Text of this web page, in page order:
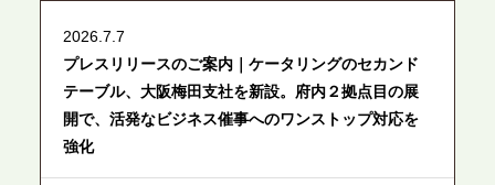
2026.7.7
プレスリリースのご案内｜ケータリングのセカンド
テーブル、大阪梅田支社を新設。府内２拠点目の展
開で、活発なビジネス催事へのワンストップ対応を
強化